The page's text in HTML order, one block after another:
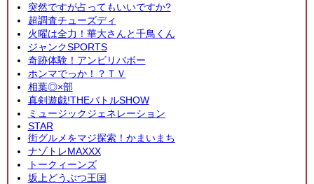
突然ですが占ってもいいですか?
超調査チューズディ
火曜は全力！華大さんと千鳥くん
ジャンクSPORTS
奇跡体験！アンビリバボー
ホンマでっか！？ＴＶ
相葉◎×部
真剣遊戯!THEバトルSHOW
ミュージックジェネレーション
STAR
街グルメをマジ探索！かまいまち
ナゾトレMAXXX
トークィーンズ
坂上どうぶつ王国